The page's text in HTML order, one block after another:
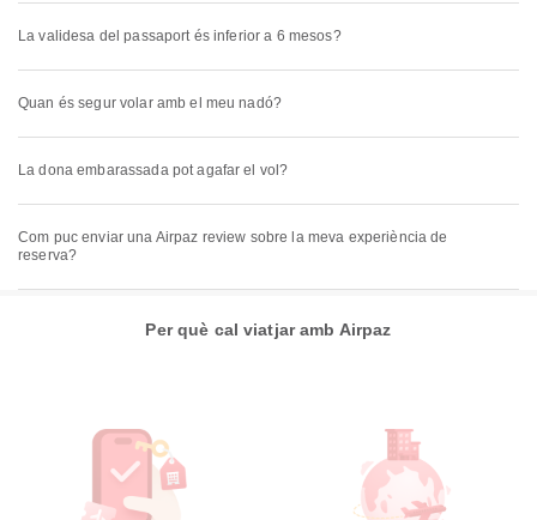
La validesa del passaport és inferior a 6 mesos?
Quan és segur volar amb el meu nadó?
La dona embarassada pot agafar el vol?
Com puc enviar una Airpaz review sobre la meva experiència de
reserva?
Per què cal viatjar amb Airpaz